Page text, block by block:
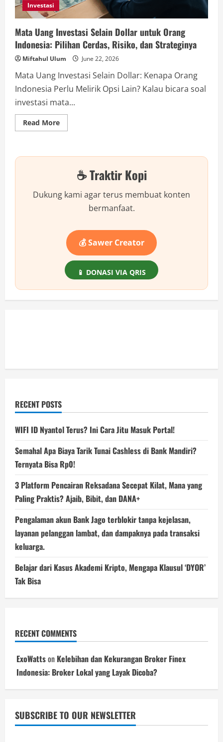
Investasi
Mata Uang Investasi Selain Dollar untuk Orang
Indonesia: Pilihan Cerdas, Risiko, dan Strateginya
Miftahul Ulum June 22, 2026
Mata Uang Investasi Selain Dollar: Kenapa Orang
Indonesia Perlu Melirik Opsi Lain? Kalau bicara soal
investasi mata...
Read MoreRead
more
Investasi
Dollar
untuk
Indonesia:
Pilihan
☕ Traktir Kopi
Dukung kami agar terus membuat konten
bermanfaat.
💰 Sawer Creator
📱 DONASI VIA QRIS
RECENT POSTS
WIFI ID Nyantol Terus? Ini Cara Jitu Masuk Portal!
Semahal Apa Biaya Tarik Tunai Cashless di Bank Mandiri?
Ternyata Bisa Rp0!
3 Platform Pencairan Reksadana Secepat Kilat, Mana yang
Paling Praktis? Ajaib, Bibit, dan DANA+
Pengalaman akun Bank Jago terblokir tanpa kejelasan,
layanan pelanggan lambat, dan dampaknya pada transaksi
keluarga.
Belajar dari Kasus Akademi Kripto, Mengapa Klausul ‘DYOR’
Tak Bisa
RECENT COMMENTS
ExoWattson Kelebihan dan Kekurangan Broker Finex
Indonesia: Broker Lokal yang Layak Dicoba?
SUBSCRIBE TO OUR NEWSLETTER